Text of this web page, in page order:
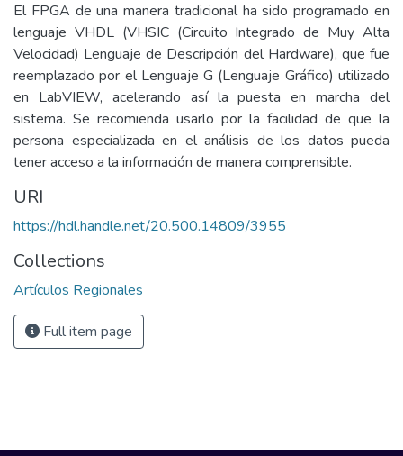
El FPGA de una manera tradicional ha sido programado en
lenguaje VHDL (VHSIC (Circuito Integrado de Muy Alta
Velocidad) Lenguaje de Descripción del Hardware), que fue
reemplazado por el Lenguaje G (Lenguaje Gráfico) utilizado
en LabVIEW, acelerando así la puesta en marcha del
sistema. Se recomienda usarlo por la facilidad de que la
persona especializada en el análisis de los datos pueda
tener acceso a la información de manera comprensible.
URI
https://hdl.handle.net/20.500.14809/3955
Collections
Artículos Regionales
Full item page